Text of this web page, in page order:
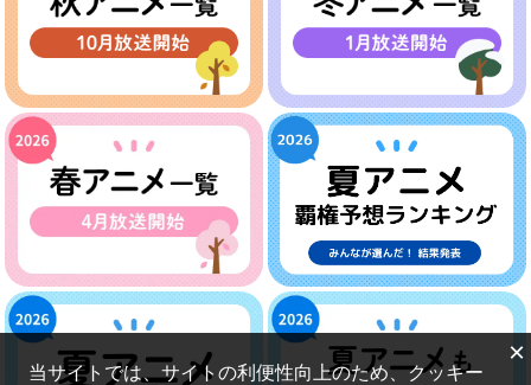
×
当サイトでは、サイトの利便性向上のため、クッキー